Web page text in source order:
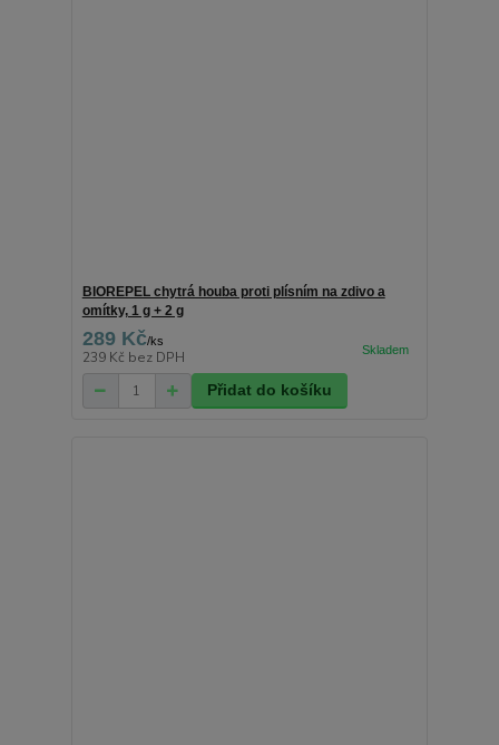
BIOREPEL chytrá houba proti plísním na zdivo a
omítky, 1 g + 2 g
289 Kč/ks
239 Kč bez DPH
Přidat do košíku